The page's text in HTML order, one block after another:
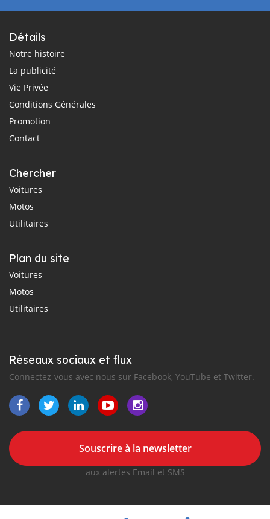
Détails
Notre histoire
La publicité
Vie Privée
Conditions Générales
Promotion
Contact
Chercher
Voitures
Motos
Utilitaires
Plan du site
Voitures
Motos
Utilitaires
Réseaux sociaux et flux
Connectez-vous avec nous sur Facebook, YouTube et Twitter.
Souscrire à la newsletter
aux alertes Email et SMS